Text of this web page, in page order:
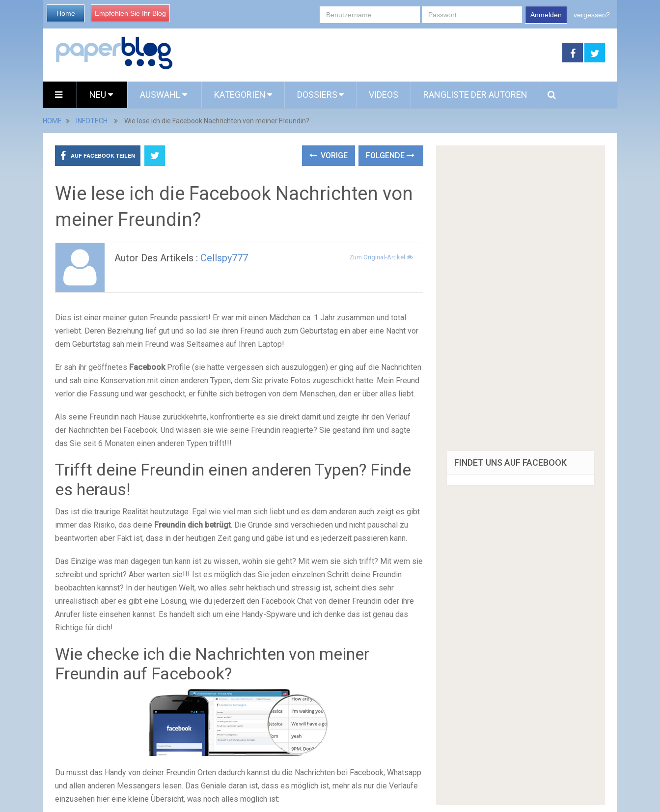
Home Empfehlen Sie Ihr Blog Anmelden vergessen?
NEU AUSWAHL KATEGORIEN DOSSIERS VIDEOS RANGLISTE DER AUTOREN
HOME INFOTECH Wie lese ich die Facebook Nachrichten von meiner Freundin?
AUF FACEBOOK TEILEN VORIGE FOLGENDE
Wie lese ich die Facebook Nachrichten von
meiner Freundin?
Autor Des Artikels : Cellspy777 Zum Original-Artikel
Dies ist einer meiner guten Freunde passiert! Er war mit einen Mädchen ca. 1 Jahr zusammen und total
verliebt. Deren Beziehung lief gut und so lad sie ihren Freund auch zum Geburtstag ein aber eine Nacht vor
dem Geburtstag sah mein Freund was Seltsames auf Ihren Laptop!
Er sah ihr geöffnetes FacebookProfile (sie hatte vergessen sich auszuloggen) er ging auf die Nachrichten
und sah eine Konservation mit einen anderen Typen, dem Sie private Fotos zugeschickt hatte. Mein Freund
verlor die Fassung und war geschockt, er fühlte sich betrogen von dem Menschen, den er über alles liebt.
Als seine Freundin nach Hause zurückkehrte, konfrontierte es sie direkt damit und zeigte ihr den Verlauf
der Nachrichten bei Facebook. Und wissen sie wie seine Freundin reagierte? Sie gestand ihm und sagte
das Sie seit 6 Monaten einen anderen Typen trifft!!!
Trifft deine Freundin einen anderen Typen? Finde
es heraus!
Das ist die traurige Realität heutzutage. Egal wie viel man sich liebt und es dem anderen auch zeigt es gibt
immer das Risiko, das deine Freundin dich betrügt. Die Gründe sind verschieden und nicht pauschal zu
beantworten aber Fakt ist, dass in der heutigen Zeit gang und gäbe ist und es jederzeit passieren kann.
Das Einzige was man dagegen tun kann ist zu wissen, wohin sie geht? Mit wem sie sich trifft? Mit wem sie
schreibt und spricht? Aber warten sie!!! Ist es möglich das Sie jeden einzelnen Schritt deine Freundin
beobachten kannst? In der heutigen Welt, wo alles sehr hektisch und stressig ist, scheint dies sehr
unrealistisch aber es gibt eine Lösung, wie du jederzeit den Facebook Chat von deiner Freundin oder ihre
Anrufer liste einsehen kannst. Es handelt sich um eine Handy-Spyware und ich denke das ist genau das
Richtige für dich!
Wie checke ich die Nachrichten von meiner
Freundin auf Facebook?
Du musst das Handy von deiner Freundin Orten dadurch kannst du die Nachrichten bei Facebook, Whatsapp
und allen anderen Messangers lesen. Das Geniale daran ist, dass es möglich ist, mehr als nur die Verlaufe
einzusehen hier eine kleine Übersicht, was noch alles möglich ist:
FINDET UNS AUF FACEBOOK